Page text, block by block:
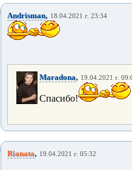
Andrisman, 18.04.2021 г. 23:34
Maradona, 19.04.2021 г.
Спасибо!
Rianata, 19.04.2021 г. 05:32